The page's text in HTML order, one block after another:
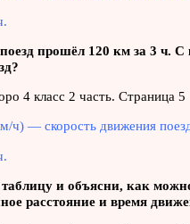
прошёл 120 км за 3 ч. С
ч) — скорость движения
и объясни, как
расстояние и время